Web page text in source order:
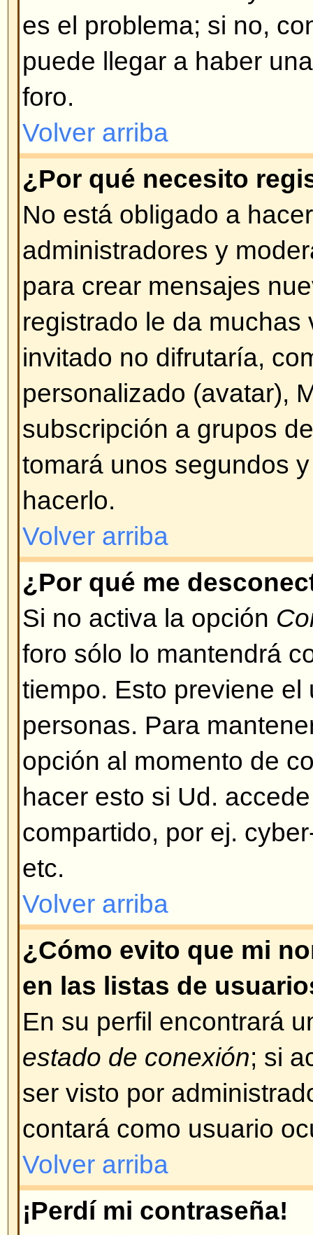
opción al momento de
hacer esto si Ud. accede desde
compartido, por ej. cyber-café,
etc.
¿Cómo evito que mi nombre
en las listas de usuarios
En su perfil encontrará una
estado de conexión
ser visto por administradores y
contará como usuario oculto.
Volver arriba
¡Perdí mi contraseña!
¡No se altere! Si bien su
enviar puede ser cambiada.
Conectarse y pulse en¡He
Siga las instrucciones y podrá
de inmediato.
Volver arriba
¡Me registré pero no puedo
Primero verifique que está
usuario y contraseña correctos.
verifique estas posibilidades: si
soporte para COPPA y Ud.
13 añosmientras se registraba
las instrucciones que recibió. Si
entonces su cuenta debe
su correo y vea las
algunos foros dejan que sus
cuentas y otros requieren la
administrador. Si no recibió un
correo sea correcto. Una de las
pide activación es para evitar
abusen del foro. Si ninguna de
concuerda con su problema,
administrador del foro.
Volver arriba
¡Me registré hace tiempo pero
conectarme!
Lo más probable es que: haya
de usuario o contraseña
correo, cuando se registró se le
su nombre de usuario y
ha borrado su cuenta por